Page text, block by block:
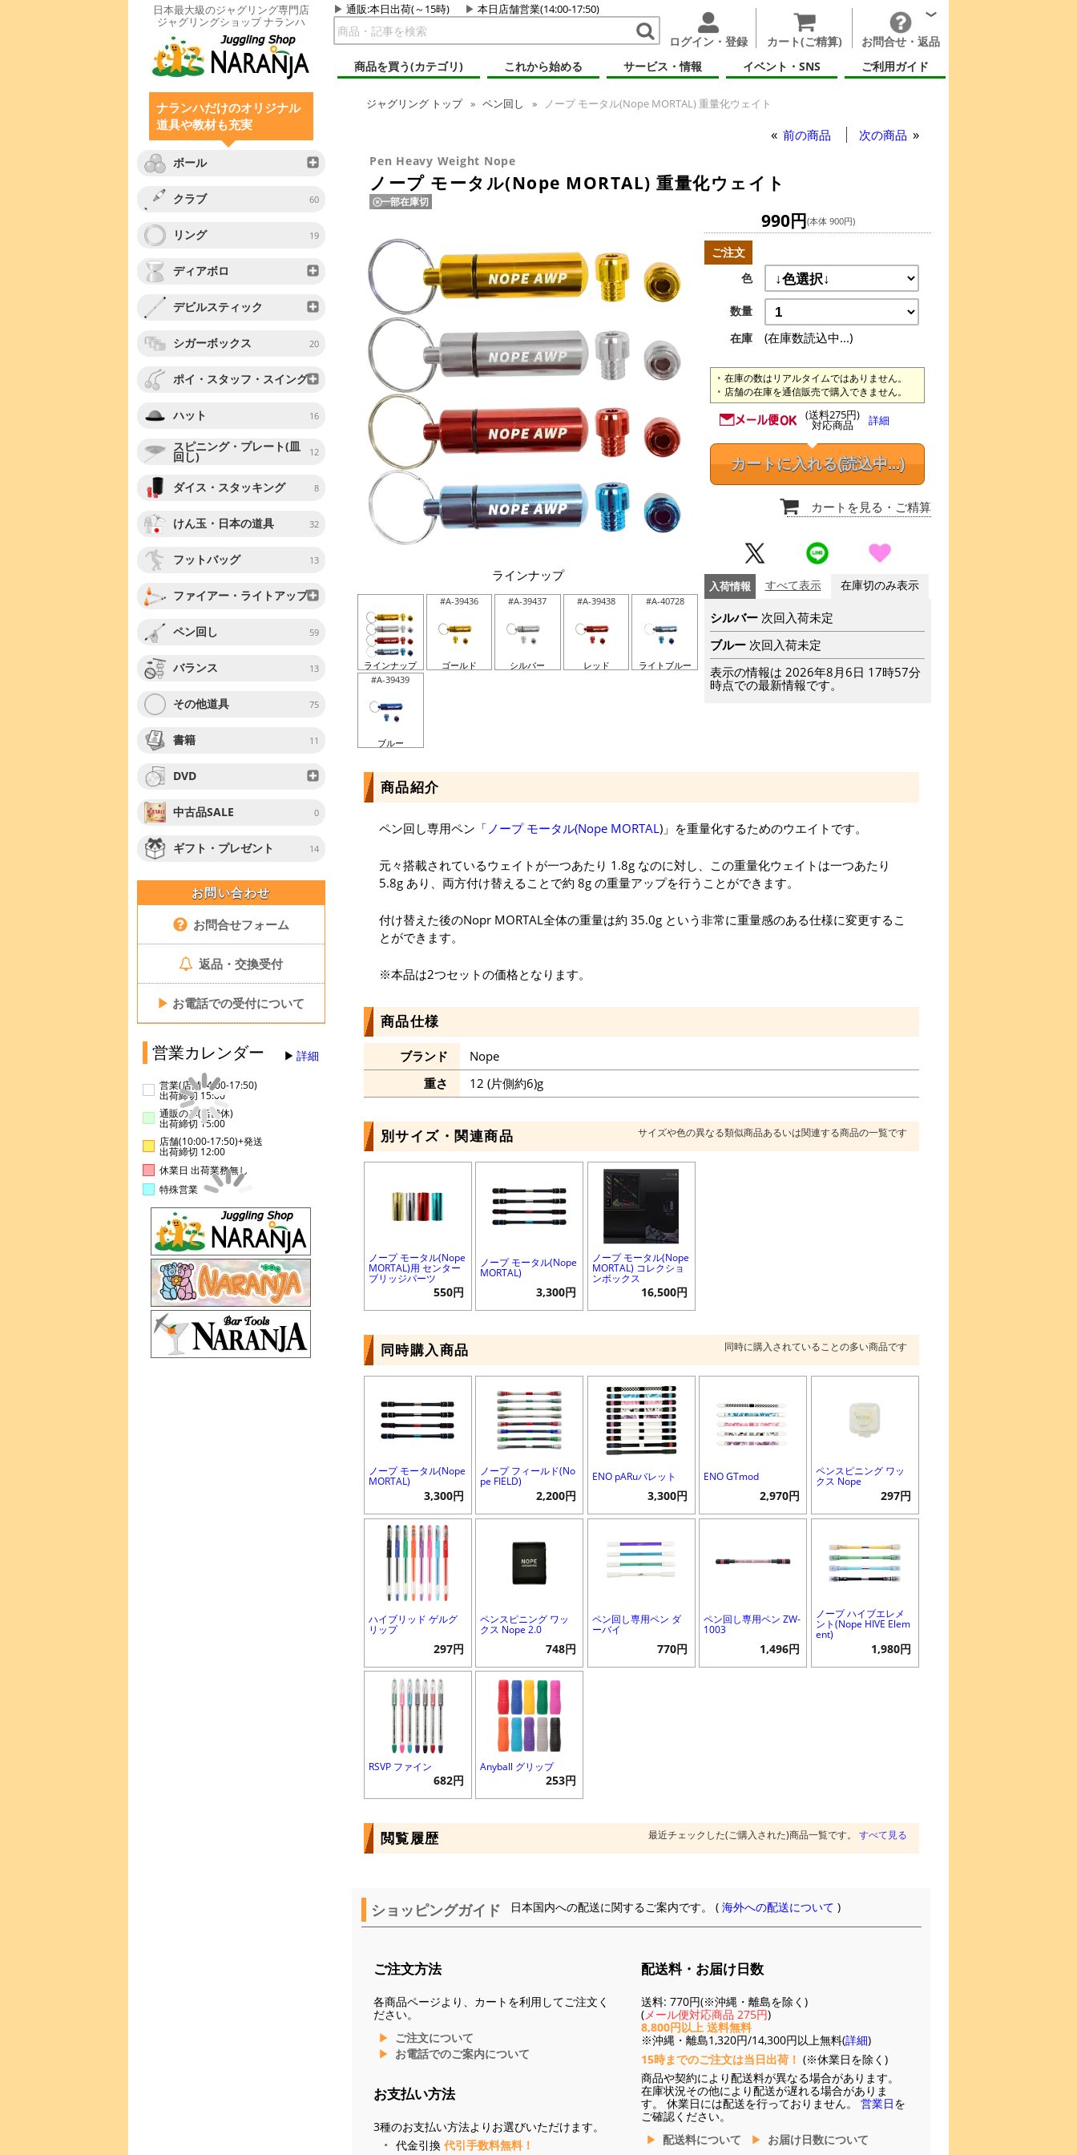
日本最大級のジャグリング専門店
ジャグリングショップ ナランハ
通販:本日出荷(～15時) 本日店舗営業(14:00-17:50)
ログイン・登録 カート(ご精算)
お問合せ・返品
商品を買う(カテゴリ)
これから始める サービス・情報 イベント・SNS ご利用ガイド
ナランハだけのオリジナル
道具や教材も充実
ボール
クラブ 60
リング 19
ディアボロ
デビルスティック
シガーボックス 20
ポイ・スタッフ・スイング
ハット 16
スピニング・プレート(皿
回し) 12
ダイス・スタッキング 8
けん玉・日本の道具 32
フットバッグ 13
ファイアー・ライトアップ
ペン回し 59
バランス 13
その他道具 75
書籍 11
DVD
中古品SALE 0
ギフト・プレゼント 14
お問い合わせ
お問合せフォーム
返品・交換受付
▶ お電話での受付について
営業カレンダー 詳細
営業(店舗14:00-17:50)
出荷締切 15:00
通販のみ(店舗休)
出荷締切 15:00
店舗(10:00-17:50)+発送
出荷締切 12:00
休業日 出荷業務無し
特殊営業
ジャグリング トップ ペン回し ノープ モータル(Nope MORTAL) 重量化ウェイト
前の商品 次の商品
Pen Heavy Weight Nope
ノープ モータル(Nope MORTAL) 重量化ウェイト
一部在庫切
ラインナップ
ラインナップ
#A-39436
ゴールド
#A-39437
シルバー
#A-39438
レッド
#A-40728
ライトブルー
#A-39439
ブルー
990円(本体 900円)
ご注文
色
数量
在庫
(在庫数読込中...)
在庫の数はリアルタイムではありません。
店舗の在庫を通信販売で購入できません。
(送料275円)
対応商品 詳細
カートに入れる(読込中...)
カートを見る ・ご精算
入荷情報 すべて表示 在庫切のみ表示
シルバー 次回入荷未定
ブルー 次回入荷未定
表示の情報は 2026年8月6日 17時57分
時点での最新情報です。
商品紹介
ペン回し専用ペン「 ノープ モータル(Nope MORTAL)」を重量化するためのウエイトです。
元々搭載されているウェイトが一つあたり 1.8g なのに対し、この重量化ウェイトは一つあたり
5.8g あり、両方付け替えることで約 8g の重量アップを行うことができます。
付け替えた後のNopr MORTAL全体の重量は約 35.0g という非常に重量感のある仕様に変更するこ
とができます。
※本品は2つセットの価格となります。
商品仕様
ブランド
Nope
重さ
12 (片側約6)g
別サイズ・関連商品 サイズや色の異なる類似商品あるいは関連する商品の一覧です
ノープ モータル(Nope
MORTAL)用 センター
ブリッジパーツ
550円
ノープ モータル(Nope
MORTAL)
3,300円
ノープ モータル(Nope
MORTAL) コレクショ
ンボックス
16,500円
同時購入商品 同時に購入されていることの多い商品です
ノープ モータル(Nope
MORTAL)
3,300円
ノープ フィールド(No
pe FIELD)
2,200円
ENO pARuバレット
3,300円
ENO GTmod
2,970円
ペンスピニング ワッ
クス Nope
297円
ハイブリッド ゲルグ
リップ
297円
ペンスピニング ワッ
クス Nope 2.0
748円
ペン回し専用ペン ダ
ーバイ
770円
ペン回し専用ペン ZW-
1003
1,496円
ノープ ハイブエレメ
ント(Nope HIVE Elem
ent)
1,980円
RSVP ファイン
682円
Anyball グリップ
253円
閲覧履歴 最近チェックした(ご購入された)商品一覧です。 すべて見る
ショッピングガイド 日本国内への配送に関するご案内です。 (海外への配送について )
ご注文方法
各商品ページより、カートを利用してご注文く
ださい。
ご注文について
お電話でのご案内について
お支払い方法
3種のお支払い方法よりお選びいただけます。
代金引換 代引手数料無料！
配送料・お届け日数
送料: 770円(※沖縄・離島を除く)
(メール便対応商品 275円)
8,800円以上 送料無料
※沖縄・離島1,320円/14,300円以上無料(詳細)
15時までのご注文は当日出荷！ (※休業日を除く)
商品や契約により配送料が異なる場合があります。
在庫状況その他により配送が遅れる場合がありま
す。 休業日には配送を行っておりません。 営業日を
ご確認ください。
配送料について
お届け日数について